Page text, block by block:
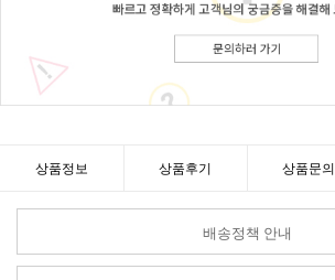
상품정보 상품후기 상품문의
배송정책 안내